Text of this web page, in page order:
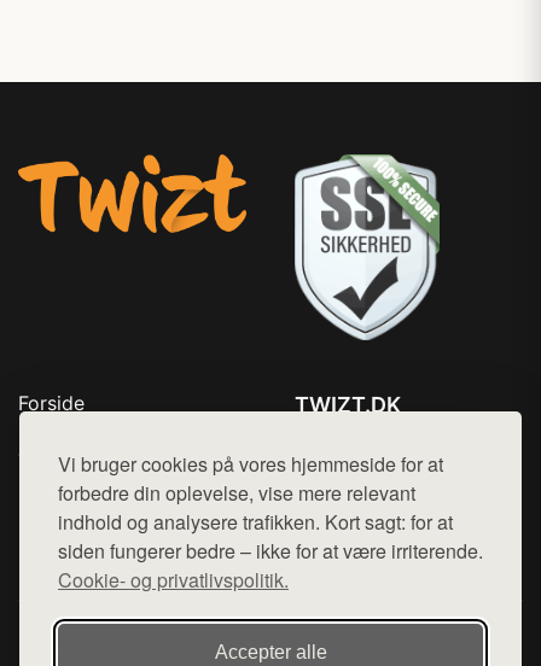
Vi bruger cookies på vores hjemmeside for at
forbedre din oplevelse, vise mere relevant
indhold og analysere trafikken. Kort sagt: for at
siden fungerer bedre – ikke for at være irriterende.
Cookie- og privatlivspolitik.
Accepter alle
Forside
Top Rabatter
Kontakt
TWIZT.DK
Mail: hej@want.dk
Cookie- og privatlivspolitik
Denne side er en del af want.dk, der udgiver en række